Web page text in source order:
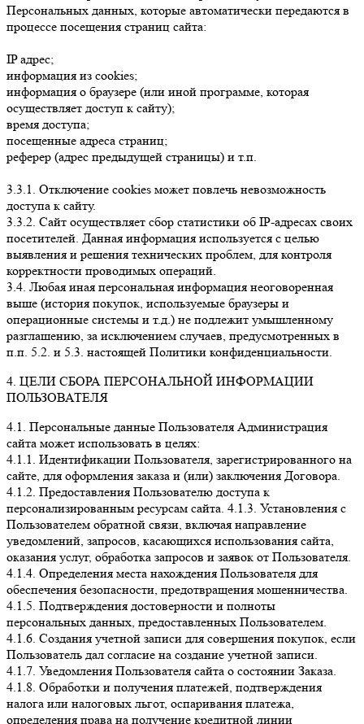
Персональных данных, которые автоматически передаются в
процессе посещения страниц сайта:
IP адрес;
информация из cookies;
информация о браузере (или иной программе, которая
осуществляет доступ к сайту);
время доступа;
посещенные адреса страниц;
реферер (адрес предыдущей страницы) и т.п.
3.3.1. Отключение cookies может повлечь невозможность
доступа к сайту.
3.3.2. Сайт осуществляет сбор статистики об IP-адресах своих
посетителей. Данная информация используется с целью
выявления и решения технических проблем, для контроля
корректности проводимых операций.
3.4. Любая иная персональная информация неоговоренная
выше (история покупок, используемые браузеры и
операционные системы и т.д.) не подлежит умышленному
разглашению, за исключением случаев, предусмотренных в
п.п. 5.2. и 5.3. настоящей Политики конфиденциальности.
4. ЦЕЛИ СБОРА ПЕРСОНАЛЬНОЙ ИНФОРМАЦИИ
ПОЛЬЗОВАТЕЛЯ
4.1. Персональные данные Пользователя Администрация
сайта может использовать в целях:
4.1.1. Идентификации Пользователя, зарегистрированного на
сайте, для оформления заказа и (или) заключения Договора.
4.1.2. Предоставления Пользователю доступа к
персонализированным ресурсам сайта. 4.1.3. Установления с
Пользователем обратной связи, включая направление
уведомлений, запросов, касающихся использования сайта,
оказания услуг, обработка запросов и заявок от Пользователя.
4.1.4. Определения места нахождения Пользователя для
обеспечения безопасности, предотвращения мошенничества.
4.1.5. Подтверждения достоверности и полноты
персональных данных, предоставленных Пользователем.
4.1.6. Создания учетной записи для совершения покупок, если
Пользователь дал согласие на создание учетной записи.
4.1.7. Уведомления Пользователя сайта о состоянии Заказа.
4.1.8. Обработки и получения платежей, подтверждения
налога или налоговых льгот, оспаривания платежа,
определения права на получение кредитной линии